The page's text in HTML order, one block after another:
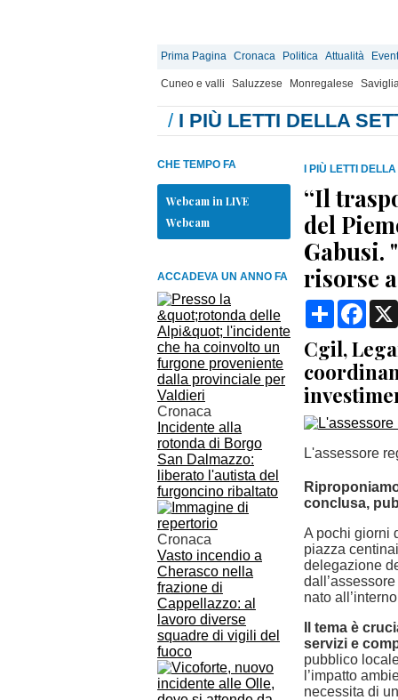
Prima Pagina Cronaca Politica Attualità
Cuneo e valli Saluzzese Monregalese
/ I PIÙ LETTI DELLA
CHE TEMPO FA
Webcam in LIVE
Webcam
ACCADEVA UN ANNO FA
Cronaca
Incidente alla
rotonda di Borgo
San Dalmazzo:
liberato l'autista del
furgoncino ribaltato
Cronaca
Vasto incendio a
Cherasco nella
frazione di
Cappellazzo: al
lavoro diverse
squadre di vigili del
fuoco
I PIÙ LETTI
“Il
del
Gabusi.
risorse
Condividi
Cgil,
L'assessore
conclusa,
A pochi giorni
piazza
delegazione
nato
Il tema è
servizi e
pubblico
l’impatto
necessita di